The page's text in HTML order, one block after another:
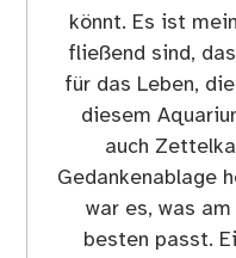
könnt. Es ist
fließend sind,
für das Leben,
diesem
auch
Gedankenablage
war es, was
besten passt.